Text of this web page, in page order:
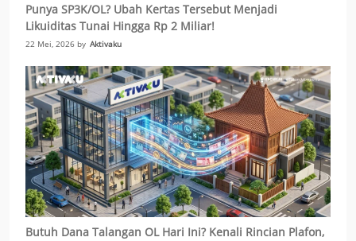
Punya SP3K/OL? Ubah Kertas Tersebut Menjadi
Likuiditas Tunai Hingga Rp 2 Miliar!
22 Mei, 2026 by Aktivaku
Butuh Dana Talangan OL Hari Ini? Kenali Rincian Plafon,